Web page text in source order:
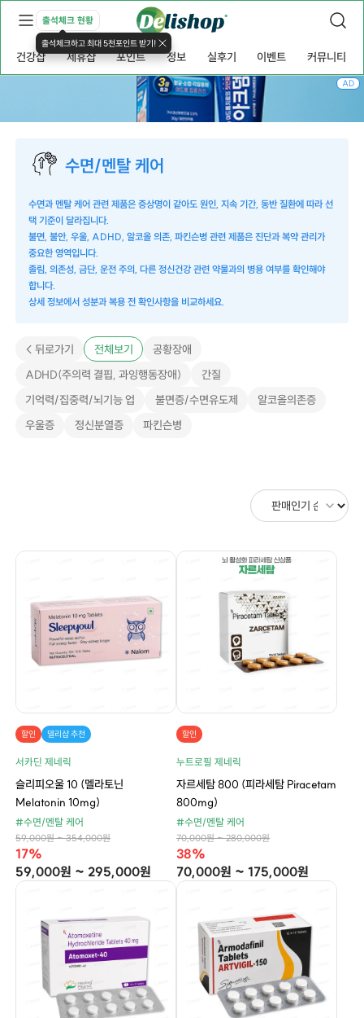
출석체크 현황
출석체크하고 최대 5천포인트 받기!
건강샵 제휴샵 포인트 정보 실후기 이벤트 커뮤니티
수면/멘탈 케어
수면과 멘탈 케어 관련 제품은 증상명이 같아도 원인, 지속 기간, 동반 질환에 따라 선
택 기준이 달라집니다.
불면, 불안, 우울, ADHD, 알코올 의존, 파킨슨병 관련 제품은 진단과 복약 관리가
중요한 영역입니다.
졸림, 의존성, 금단, 운전 주의, 다른 정신건강 관련 약물과의 병용 여부를 확인해야
합니다.
상세 정보에서 성분과 복용 전 확인사항을 비교하세요.
< 뒤로가기 전체보기
공황장애
ADHD(주의력 결핍, 과잉행동장애)
간질
기억력/집중력/뇌기능 업
불면증/수면유도제
알코올의존증
우울증
정신분열증 파킨슨병
할인 델리샵 추천
서카딘 제네릭
슬리피오울 10 (멜라토닌
Melatonin 10mg)
#수면/멘탈 케어
59,000원 ~ 354,000원
17%
59,000원 ~ 295,000원
할인
누트로필 제네릭
자르세탐 800 (피라세탐 Piracetam
800mg)
#수면/멘탈 케어
70,000원 ~ 280,000원
38%
70,000원 ~ 175,000원
AD